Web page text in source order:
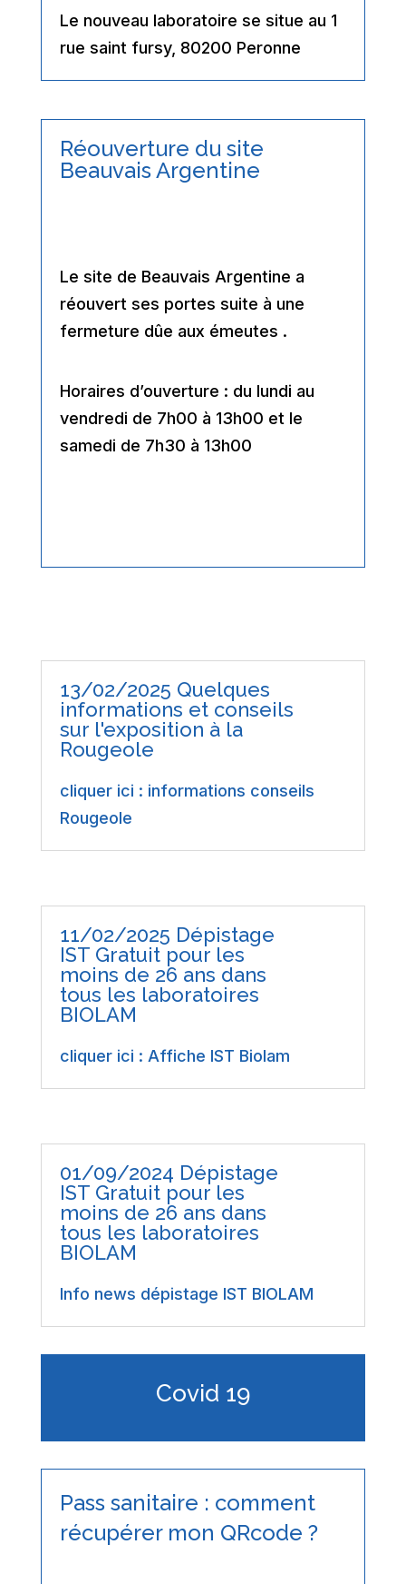
Le nouveau laboratoire se situe au 1
rue saint fursy, 80200 Peronne
Réouverture du site
Beauvais Argentine
Le site de Beauvais Argentine a
réouvert ses portes suite à une
fermeture dûe aux émeutes .
Horaires d’ouverture : du lundi au
vendredi de 7h00 à 13h00 et le
samedi de 7h30 à 13h00
13/02/2025 Quelques
informations et conseils
sur l'exposition à la
Rougeole
cliquer ici : informations conseils
Rougeole
11/02/2025 Dépistage
IST Gratuit pour les
moins de 26 ans dans
tous les laboratoires
BIOLAM
cliquer ici : Affiche IST Biolam
01/09/2024 Dépistage
IST Gratuit pour les
moins de 26 ans dans
tous les laboratoires
BIOLAM
Info news dépistage IST BIOLAM
Covid 19
Pass sanitaire : comment
récupérer mon QRcode ?